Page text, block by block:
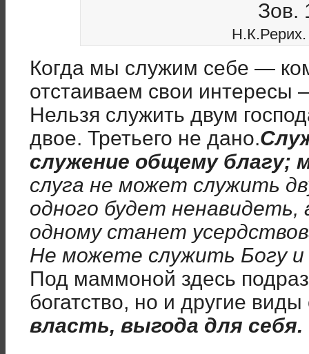
Когда мы служим себе —
отстаиваем свои интересы
Нельзя служить двум
двое. Третьего не дано.
служение общему благу;
слуга не может служить
одного будет ненавидеть,
одному станет
Не можете служить Богу
Под маммоной здесь
богатство, но и другие
власть, выгода для себя.